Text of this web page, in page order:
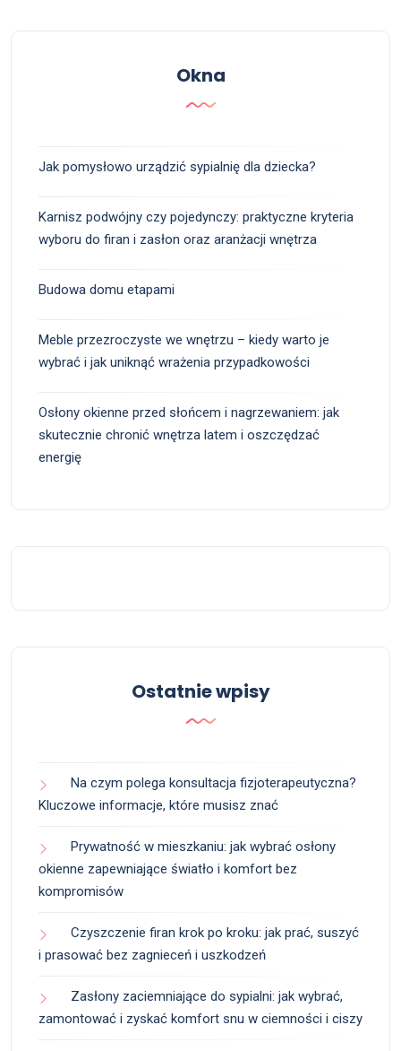
Okna
Jak pomysłowo urządzić sypialnię dla dziecka?
Karnisz podwójny czy pojedynczy: praktyczne kryteria
wyboru do firan i zasłon oraz aranżacji wnętrza
Budowa domu etapami
Meble przezroczyste we wnętrzu – kiedy warto je
wybrać i jak uniknąć wrażenia przypadkowości
Osłony okienne przed słońcem i nagrzewaniem: jak
skutecznie chronić wnętrza latem i oszczędzać
energię
Ostatnie wpisy
Na czym polega konsultacja fizjoterapeutyczna?
Kluczowe informacje, które musisz znać
Prywatność w mieszkaniu: jak wybrać osłony
okienne zapewniające światło i komfort bez
kompromisów
Czyszczenie firan krok po kroku: jak prać, suszyć
i prasować bez zagnieceń i uszkodzeń
Zasłony zaciemniające do sypialni: jak wybrać,
zamontować i zyskać komfort snu w ciemności i ciszy